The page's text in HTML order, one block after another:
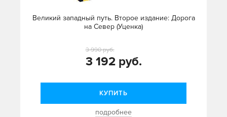
Великий западный путь. Второе издание: Дорога
на Север (Уценка)
3 192 руб.
3 990 руб.
КУПИТЬ
подробнее